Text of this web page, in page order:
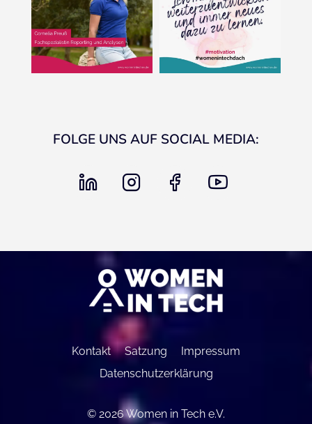
FOLGE UNS AUF SOCIAL MEDIA:
linkedin instagram
Kontakt Satzung
Impressum
Datenschutzerklärung
© 2026 Women in Tech e.V.